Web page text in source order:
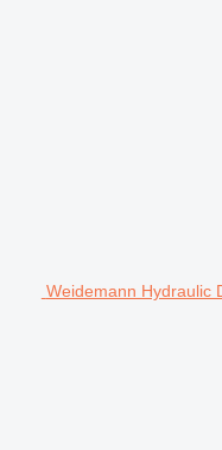
Weidemann Hydraulic